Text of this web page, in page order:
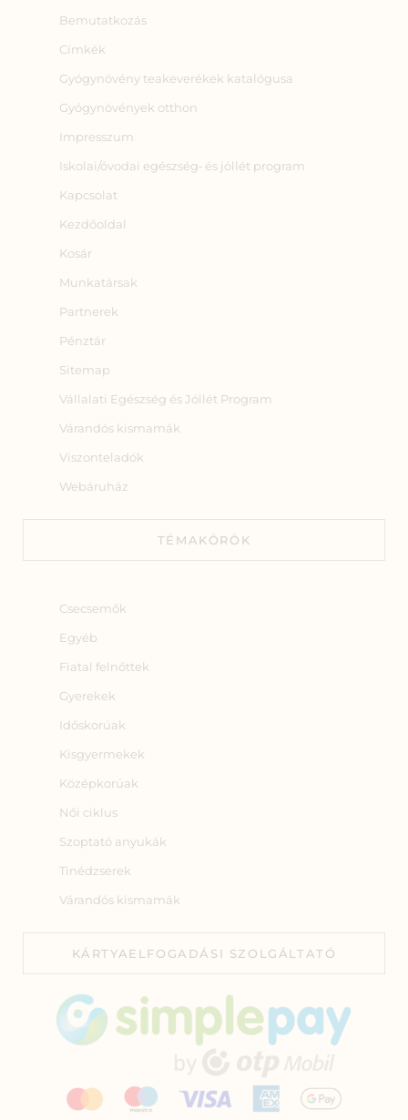
Bemutatkozás
Címkék
Gyógynövény teakeverékek katalógusa
Gyógynövények otthon
Impresszum
Iskolai/óvodai egészség‑ és jóllét program
Kapcsolat
Kezdőoldal
Kosár
Munkatársak
Partnerek
Pénztár
Sitemap
Vállalati Egészség és Jóllét Program
Várandós kismamák
Viszonteladók
Webáruház
TÉMAKÖRÖK
Csecsemők
Egyéb
Fiatal felnőttek
Gyerekek
Időskorúak
Kisgyermekek
Középkorúak
Női ciklus
Szoptató anyukák
Tinédzserek
Várandós kismamák
KÁRTYAELFOGADÁSI SZOLGÁLTATÓ